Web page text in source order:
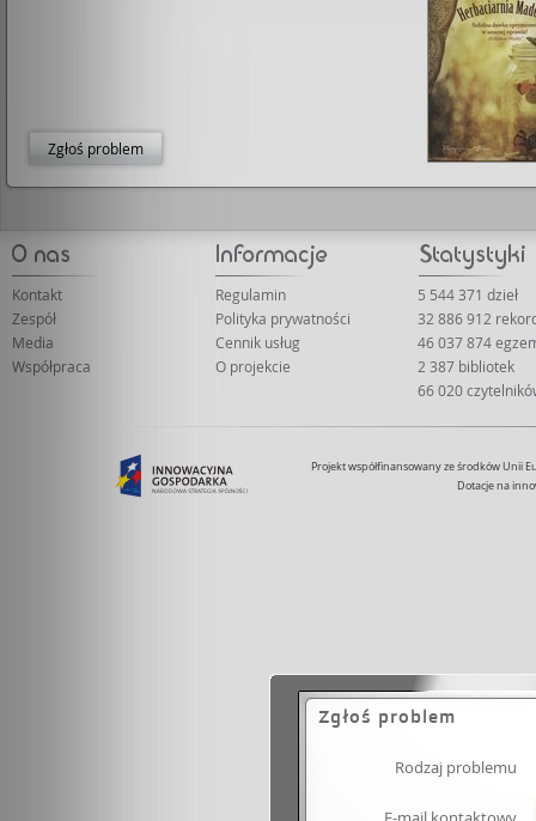
Zgłoś problem
Kontakt
Zespół
Media
Współpraca
Regulamin
Polityka prywatności
Cennik usług
O projekcie
5 544 371 dzieł
32 886 912
46 037 874
2 387 bibliotek
66 020
Projekt współfinansowany ze środków Unii
Dotacje na
Zgłoś problem
Rodzaj problemu